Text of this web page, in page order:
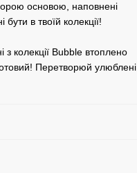
основою, наповнені
в твоїй колекції!
колекції Bubble втоплено
Перетворюй улюблені